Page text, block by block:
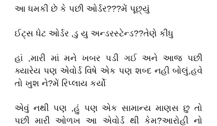
આ ધમકી છે કે પછી ઓર્ડર???મેં પૂછ્યું
ઈટ્સ ધેટ ઓર્ડર ,ડુ યુ અન્ડરસ્ટેન્ડ??તેણે કીધુ
હાં ,મારી માં મને ખબર પડી ગઈ અને આજ પછી
ક્યારેય પણ એવોર્ડ વિષે એક પણ શબ્દ નહી બોલું,હવે
તો ખુશ ને?મેં રિપ્લાય કર્યો
એવું નથી પણ ,હું પણ એક સામાન્ય માણસ છુ તો
પછી મારી ઓળખ આ એવોર્ડ થી કેમ?આરોહી નો